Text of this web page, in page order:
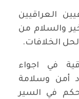
العراقيين
والسلام من
لحل الخلافات.
في اجواء
أمن وسلامة
في السير